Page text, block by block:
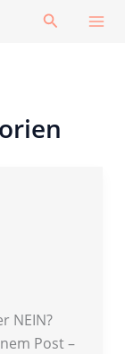
Suchen
NEIN?
Post –